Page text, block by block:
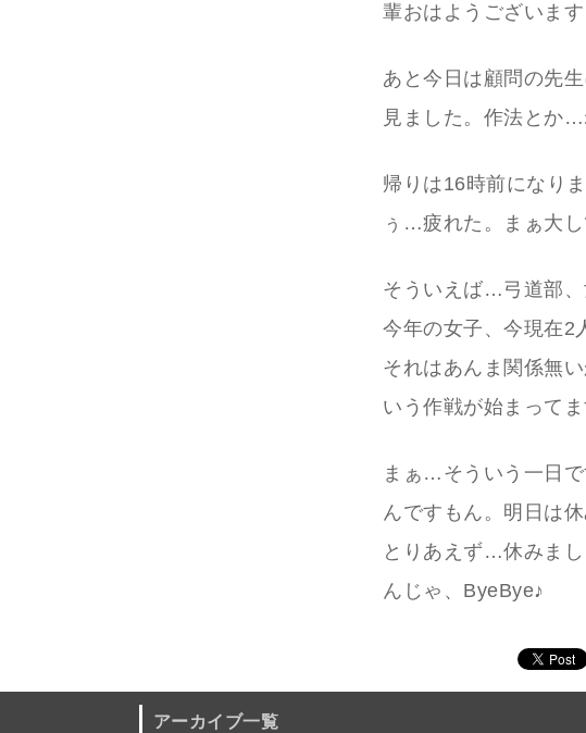
輩おはようございます
あと今日は顧問の先
見ました。作法とか
帰りは16時前になり
ぅ…疲れた。まぁ大
そういえば…弓道部、
今年の女子、今現在2
それはあんま関係無
いう作戦が始まって
まぁ…そういう一日
んですもん。明日は
とりあえず…休みま
んじゃ、ByeBye♪
アーカイブ一覧